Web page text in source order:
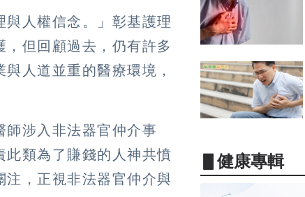
與人權信念。」彰基護理
但回顧過去，仍有許多
人道並重的醫療環境，
師涉入非法器官仲介事
類為了賺錢的人神共憤
，正視非法器官仲介與
▋健康專輯